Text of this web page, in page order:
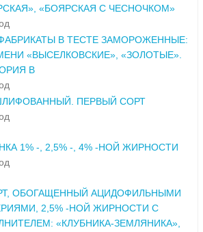
«БОЯРСКАЯ С ЧЕСНОЧКОМ»
В ТЕСТЕ ЗАМОРОЖЕННЫЕ:
«ВЫСЕЛКОВСКИЕ», «ЗОЛОТЫЕ».
В
ПЕРВЫЙ СОРТ
1% -, 2,5% -, 4% -НОЙ ЖИРНОСТИ
ОБОГАЩЕННЫЙ АЦИДОФИЛЬНЫМИ
2,5% -НОЙ ЖИРНОСТИ С
«КЛУБНИКА-ЗЕМЛЯНИКА»,